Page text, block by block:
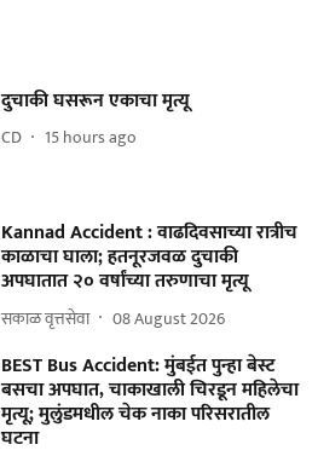
दुचाकी घसरून एकाचा मृत्यू
CD 15 hours ago
Kannad Accident : वाढदिवसाच्या रात्रीच
काळाचा घाला; हतनूरजवळ दुचाकी
अपघातात २० वर्षांच्या तरुणाचा मृत्यू
सकाळ वृत्तसेवा 08 August 2026
BEST Bus Accident: मुंबईत पुन्हा बेस्ट
बसचा अपघात, चाकाखाली चिरडून महिलेचा
मृत्यू; मुलुंडमधील चेक नाका परिसरातील
घटना